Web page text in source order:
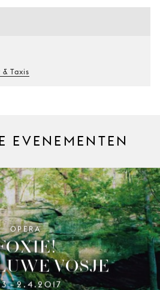
Taxis
EVENEMENTEN
OPERA
VOSJE
–2.4.2017